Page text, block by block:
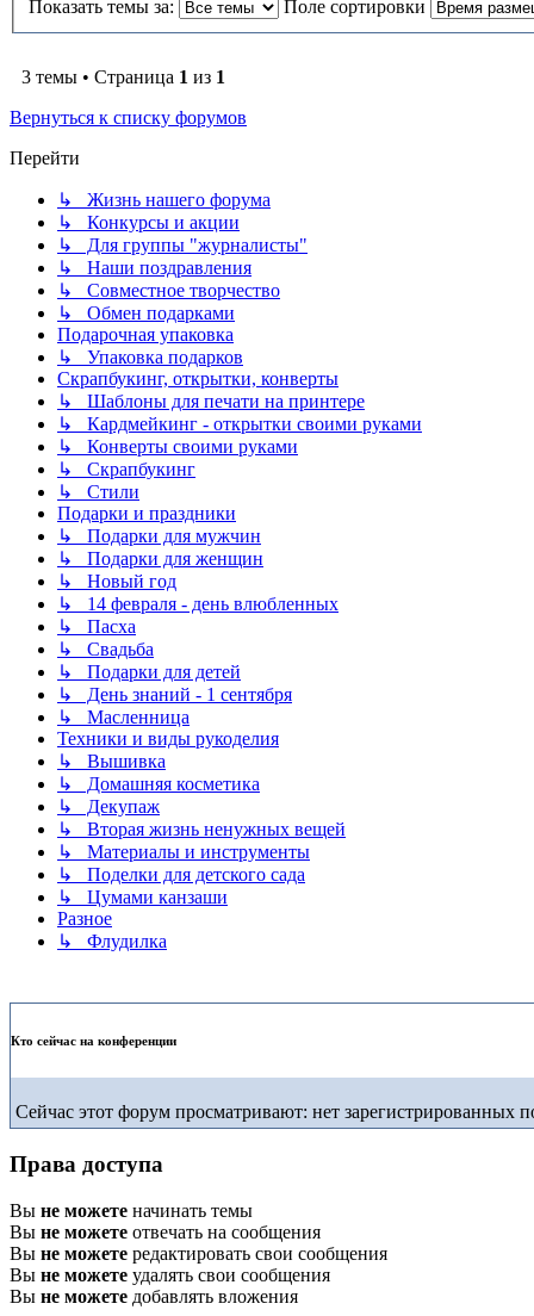
Показать темы за: Поле сортировки
3 темы • Страница 1 из 1
Вернуться к списку форумов
Перейти
↳ Жизнь нашего форума
↳ Конкурсы и акции
↳ Для группы "журналисты"
↳ Наши поздравления
↳ Совместное творчество
↳ Обмен подарками
Подарочная упаковка
↳ Упаковка подарков
Скрапбукинг, открытки, конверты
↳ Шаблоны для печати на принтере
↳ Кардмейкинг - открытки своими руками
↳ Конверты своими руками
↳ Скрапбукинг
↳ Стили
Подарки и праздники
↳ Подарки для мужчин
↳ Подарки для женщин
↳ Новый год
↳ 14 февраля - день влюбленных
↳ Пасха
↳ Свадьба
↳ Подарки для детей
↳ День знаний - 1 сентября
↳ Масленница
Техники и виды рукоделия
↳ Вышивка
↳ Домашняя косметика
↳ Декупаж
↳ Вторая жизнь ненужных вещей
↳ Материалы и инструменты
↳ Поделки для детского сада
↳ Цумами канзаши
Разное
↳ Флудилка
Кто сейчас на конференции
Сейчас этот форум просматривают: нет зарегистрированных
Права доступа
Вы не можете начинать темы
Вы не можете отвечать на сообщения
Вы не можете редактировать свои сообщения
Вы не можете удалять свои сообщения
Вы не можете добавлять вложения